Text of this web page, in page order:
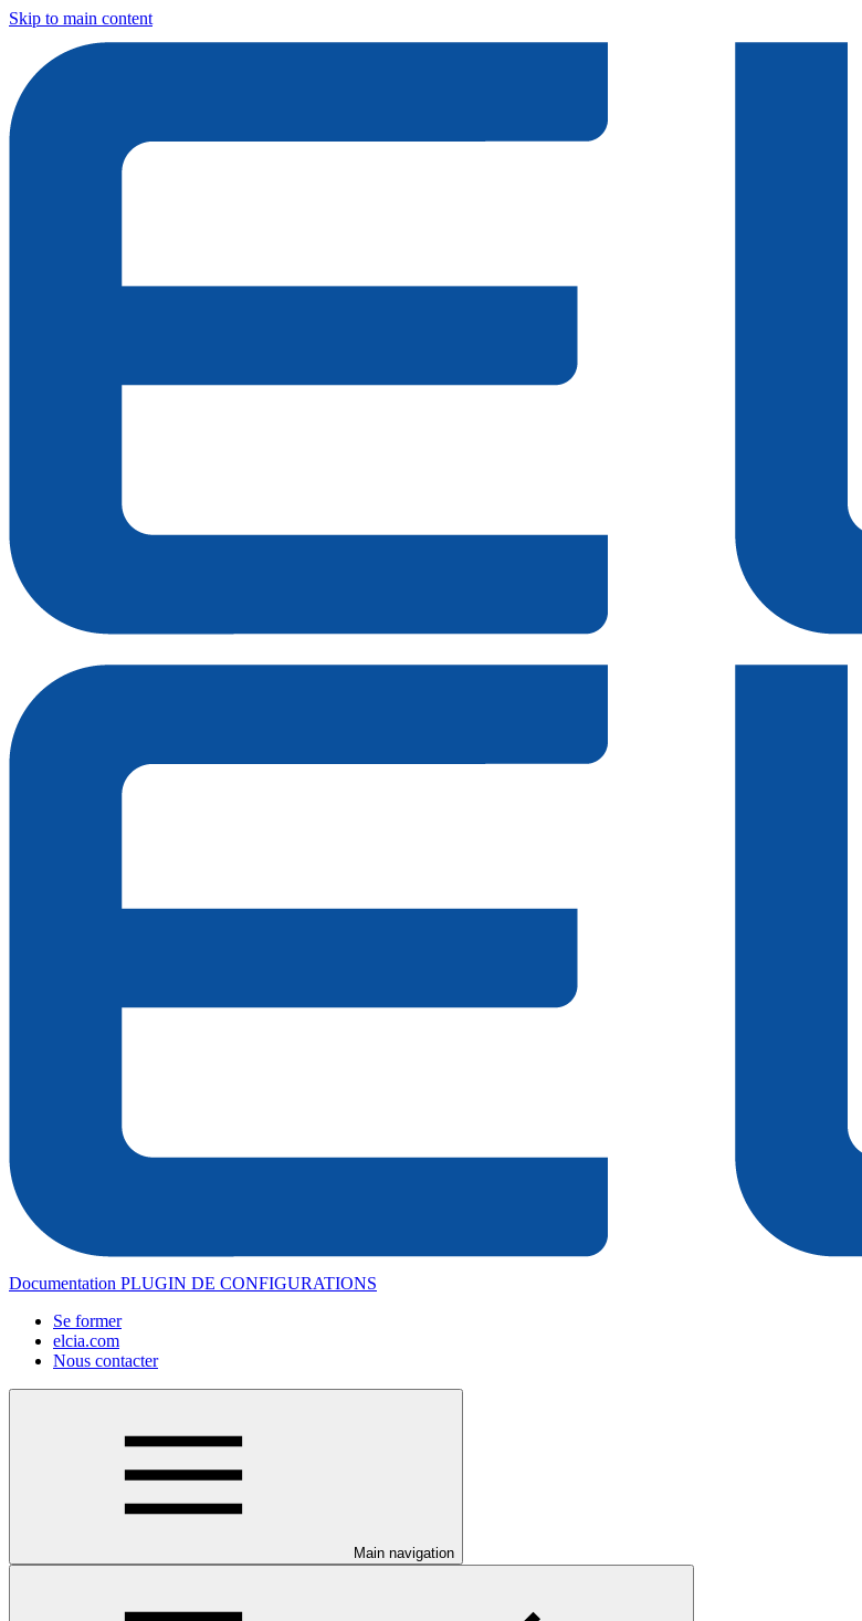
Skip to main content
Documentation PLUGIN DE CONFIGURATIONS
Se former
elcia.com
Nous contacter
Main navigation